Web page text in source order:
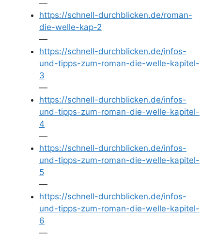
—
https://schnell-durchblicken.de/roman-
die-welle-kap-2
—
https://schnell-durchblicken.de/infos-
und-tipps-zum-roman-die-welle-kapitel-
3
—
https://schnell-durchblicken.de/infos-
und-tipps-zum-roman-die-welle-kapitel-
4
—
https://schnell-durchblicken.de/infos-
und-tipps-zum-roman-die-welle-kapitel-
5
—
https://schnell-durchblicken.de/infos-
und-tipps-zum-roman-die-welle-kapitel-
6
—